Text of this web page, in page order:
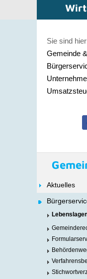
Sie sind
Gemeinde
Aktuelles